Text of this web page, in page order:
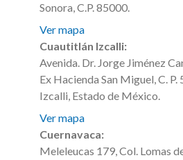
Sonora, C.P. 85000.
Ver mapa
Cuautitlán Izcalli:
Avenida. Dr. Jorge Jiménez
Ex Hacienda San Miguel, C.
Izcalli, Estado de México.
Ver mapa
Cuernavaca:
Meleleucas 179, Col. Lomas